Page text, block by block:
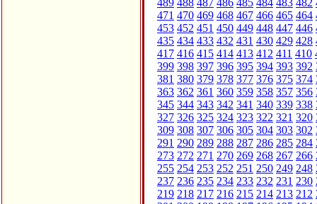
489 488 487 486 485 484 483 482
471 470 469 468 467 466 465 464
453 452 451 450 449 448 447 446
435 434 433 432 431 430 429 428
417 416 415 414 413 412 411 410
399 398 397 396 395 394 393 392
381 380 379 378 377 376 375 374
363 362 361 360 359 358 357 356
345 344 343 342 341 340 339 338
327 326 325 324 323 322 321 320
309 308 307 306 305 304 303 302
291 290 289 288 287 286 285 284
273 272 271 270 269 268 267 266
255 254 253 252 251 250 249 248
237 236 235 234 233 232 231 230
219 218 217 216 215 214 213 212